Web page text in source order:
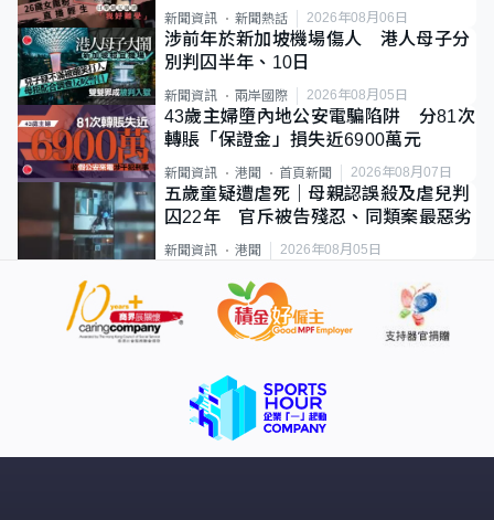
新聞資訊 新聞熱話 2026年08月06日
涉前年於新加坡機場傷人 港人母子分
別判囚半年、10日
新聞資訊 兩岸國際 2026年08月05日
43歲主婦墮內地公安電騙陷阱 分81次
轉賬「保證金」損失近6900萬元
新聞資訊 港聞 首頁新聞 2026年08月07日
五歲童疑遭虐死｜母親認誤殺及虐兒判
囚22年 官斥被告殘忍、同類案最惡劣
新聞資訊 港聞 2026年08月05日